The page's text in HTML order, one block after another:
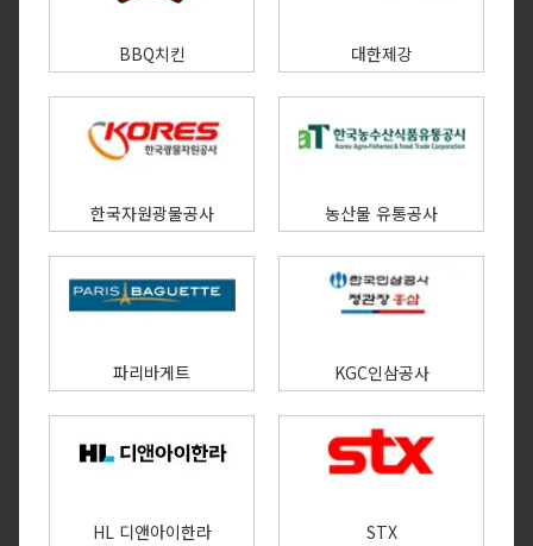
BBQ치킨 대한제강
한국자원광물공사 농산물 유통공사
파리바게트 KGC인삼공사
HL 디앤아이한라 STX